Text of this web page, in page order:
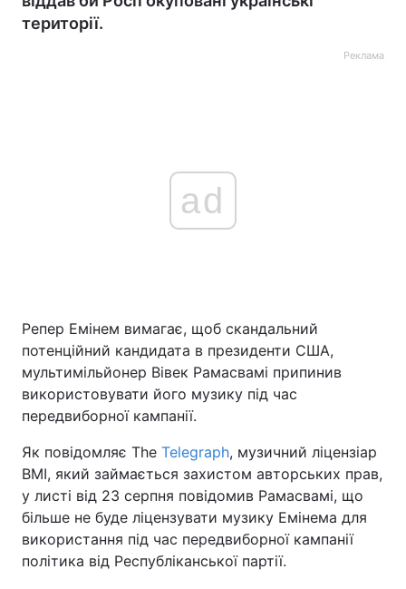
Україна Політика
Економіка Світ
Спорт Наука
Техно і зв'язок Лайт
Зброя Інциденти
Здоров'я Туризм
Цікавинки Погода
території.
Реклама
ad
Репер Емінем вимагає, щоб скандальний
потенційний кандидата в президенти США,
мультимільйонер Вівек Рамасвамі припинив
використовувати його музику під час
передвиборної кампанії.
Як повідомляє The Telegraph, музичний ліцензіар
BMI, який займається захистом авторських прав,
у листі від 23 серпня повідомив Рамасвамі, що
більше не буде ліцензувати музику Емінема для
використання під час передвиборної кампанії
політика від Республіканської партії.